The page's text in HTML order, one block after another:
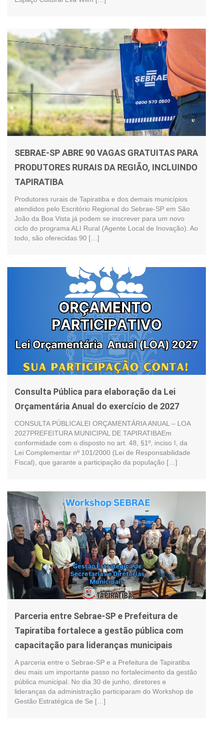
SEBRAE-SP ABRE 90 VAGAS GRATUITAS PARA
PRODUTORES RURAIS DA REGIÃO, INCLUINDO
TAPIRATIBA
Produtores rurais de Tapiratiba e dos demais municípios
atendidos pelo Escritório Regional do Sebrae-SP em São
João da Boa Vista já podem se inscrever para um novo
ciclo do programa ALI Rural (Agente Local de Inovação). Ao
todo, são oferecidas 90 […]
Consulta Pública para elaboração da Lei
Orçamentária Anual do exercício de 2027
CONSULTA PÚBLICALEI ORÇAMENTÁRIA ANUAL – LOA
2027PREFEITURA MUNICIPAL DE TAPIRATIBAEm
conformidade com o disposto no art. 48, §1º, inciso I, da
Lei Complementar nº 101/2000 (Lei de Responsabilidade
Fiscal), que garante a participação da população […]
Parceria entre Sebrae-SP e Prefeitura de
Tapiratiba fortalece a gestão pública com
capacitação para lideranças municipais
A parceria entre o Sebrae-SP e a Prefeitura de Tapiratiba
deu mais um importante passo no fortalecimento da gestão
pública municipal. No dia 30 de junho, diretores e
lideranças da administração participaram do Workshop de
Gestão Estratégica de Se […]